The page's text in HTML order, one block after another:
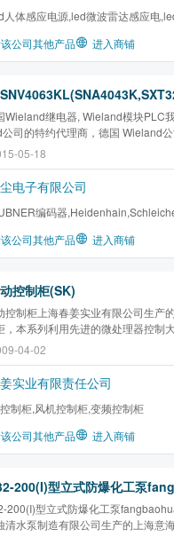
人体感应电源,led微波雷达感应电
公司其他产品 进入商铺
Wieland继电器, Wieland模块PLC
司的特约代理商，德国 Wieland
继电器等
05-18
电子有限公司
编码器
公司其他产品 进入商铺
控制柜(SK)
控制柜上海春姜实业有限公司生产
，本系列利用先进的微处理器控制
感应电动机的软启动、软停止和节
负压变频供水设备上用变频启动控
启动控制柜，消防供水上用变频启
04-02
实业有限责任公司
制柜,风机控制柜,变频控制柜
公司其他产品
进入商铺
200(I)型立式防爆化工泵
清水泵制造有限公司生产的上海意